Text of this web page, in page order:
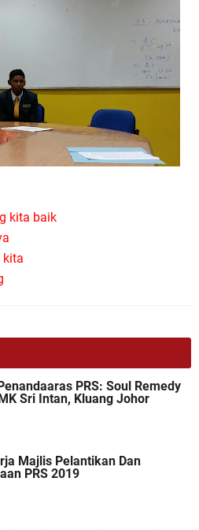
kita baik
kita
PRS: Soul Remedy
Sri Intan, Kluang Johor
Majlis Pelantikan Dan
PRS 2019